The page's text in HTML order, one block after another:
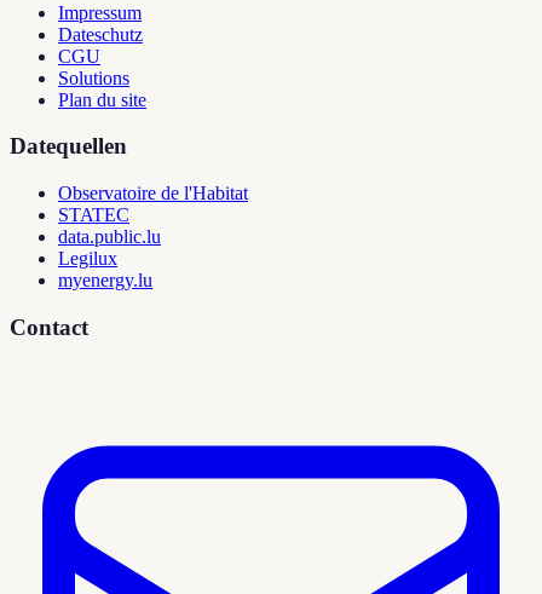
Impressum
Dateschutz
CGU
Solutions
Plan du site
Datequellen
Observatoire de l'Habitat
STATEC
data.public.lu
Legilux
myenergy.lu
Contact